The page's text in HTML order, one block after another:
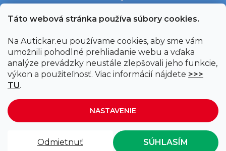
Táto webová stránka používa súbory cookies.
Na Autickar.eu používame cookies, aby sme vám
umožnili pohodlné prehliadanie webu a vďaka
analýze prevádzky neustále zlepšovali jeho funkcie,
výkon a použiteľnosť. Viac informácií nájdete >>>
TU.
NASTAVENIE
Odmietnuť SÚHLASÍM
Ukázať na mape →
Vytvoril Shoptet
Upravil Balkys
Copyright 2026Autickar.eu . Všetky práva vyhradené.